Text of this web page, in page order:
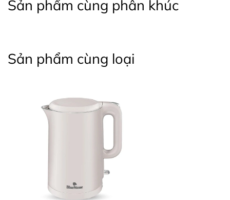
Sản phẩm cùng phân khúc
Sản phẩm cùng loại